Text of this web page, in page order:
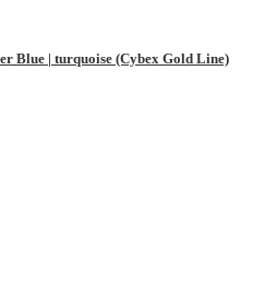
Blue | turquoise (Cybex Gold Line)